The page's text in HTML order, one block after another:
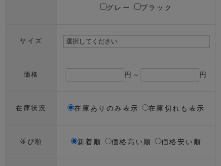
グレー ブラック
サイズ
価格 円～ 円
在庫状況 在庫ありのみ表示 在庫切れも表示
並び順 新着順 価格高い順 価格安い順